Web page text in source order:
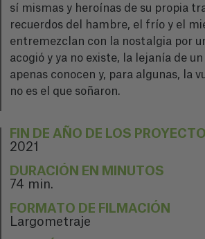
sí mismas y heroínas de su propia
recuerdos del hambre, el frío y el
entremezclan con la nostalgia por
acogió y ya no existe, la lejanía de
apenas conocen y, para algunas, la
no es el que soñaron.
FIN DE AÑO DE LOS
2021
DURACIÓN EN MINUTOS
74 min.
FORMATO DE FILMACIÓN
Largometraje